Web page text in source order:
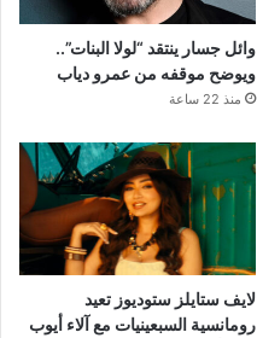
وائل جسار ينتقد “لولا البنات”..
ويوضح موقفه من عمرو دياب
منذ 22 ساعة
لايف ستايلز ستوديوز تعيد
رومانسية السبعينيات مع آلاء أيوب